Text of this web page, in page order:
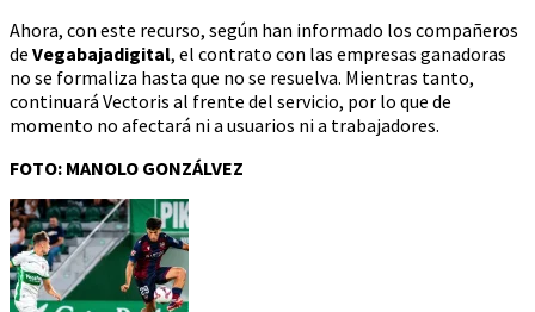
Ahora, con este recurso, según han informado los compañeros
de Vegabajadigital, el contrato con las empresas ganadoras
no se formaliza hasta que no se resuelva. Mientras tanto,
continuará Vectoris al frente del servicio, por lo que de
momento no afectará ni a usuarios ni a trabajadores.
FOTO: MANOLO GONZÁLVEZ